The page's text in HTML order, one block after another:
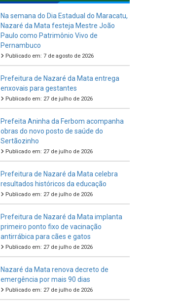
Na semana do Dia Estadual do Maracatu,
Nazaré da Mata festeja Mestre João
Paulo como Patrimônio Vivo de
Pernambuco
Publicado em: 7 de agosto de 2026
Prefeitura de Nazaré da Mata entrega
enxovais para gestantes
Publicado em: 27 de julho de 2026
Prefeita Aninha da Ferbom acompanha
obras do novo posto de saúde do
Sertãozinho
Publicado em: 27 de julho de 2026
Prefeitura de Nazaré da Mata celebra
resultados históricos da educação
Publicado em: 27 de julho de 2026
Prefeitura de Nazaré da Mata implanta
primeiro ponto fixo de vacinação
antirrábica para cães e gatos
Publicado em: 27 de julho de 2026
Nazaré da Mata renova decreto de
emergência por mais 90 dias
Publicado em: 27 de julho de 2026